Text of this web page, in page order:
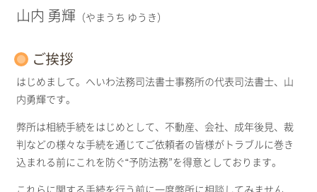
山内 勇輝 （やまうち ゆうき）
ご挨拶
はじめまして。へいわ法務司法書士事務所の代表司法書士、山
内勇輝です。
弊所は相続手続をはじめとして、不動産、会社、成年後見、裁
判などの様々な手続を通じてご依頼者の皆様がトラブルに巻き
込まれる前にこれを防ぐ“予防法務”を得意としております。